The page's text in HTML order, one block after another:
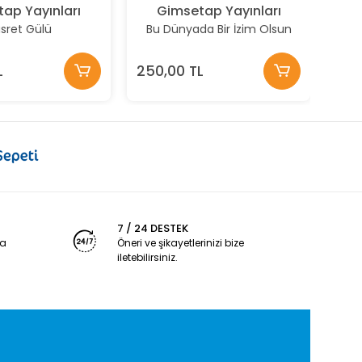
Yayınları
Gülü
Gimsetap Yayınları
Bu Dünyada Bir İzim Olsun
250,00 TL
7 / 24 DESTEK
Öneri ve şikayetlerinizi bize
iletebilirsiniz.